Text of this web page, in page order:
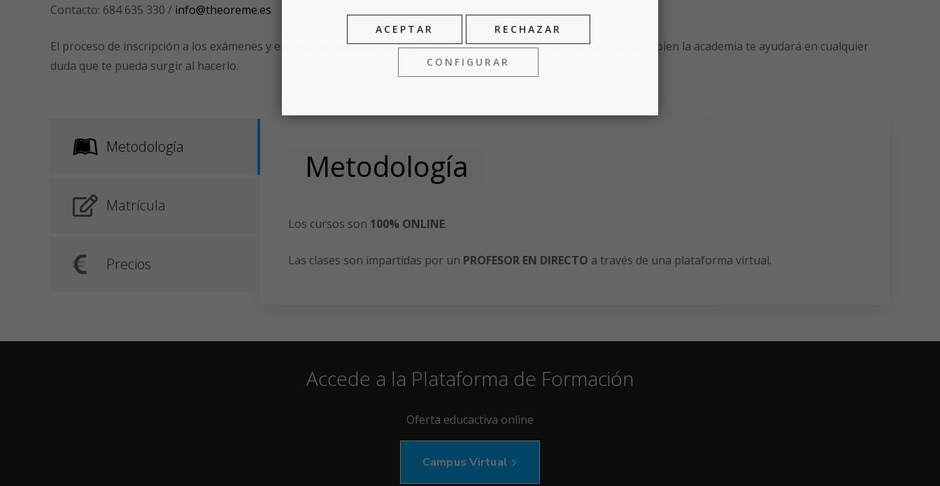
Contacto: 684 635 330 / info@theoreme.es
El proceso de inscripción a los exámenes y el pago de las tasas correspondientes debes realizarlos por tu cuenta, si bien la academia te ayudará en cualquier
duda que te pueda surgir al hacerlo.
Metodología
Matrícula
Precios
Metodología
Los cursos son 100% ONLINE.
Las clases son impartidas por un PROFESOR EN DIRECTO a través de una plataforma virtual.
Accede a la Plataforma de Formación
Oferta educactiva online
Campus Virtual
ACEPTAR RECHAZAR
CONFIGURAR